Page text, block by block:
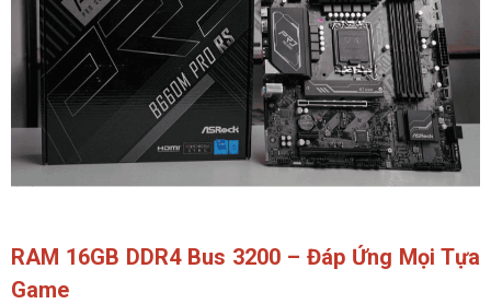
RAM 16GB DDR4 Bus 3200 – Đáp Ứng Mọi Tựa
Game